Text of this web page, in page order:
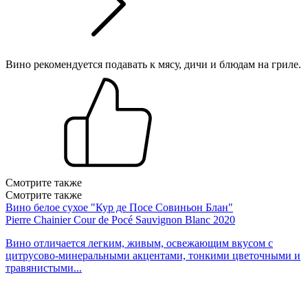
Вино рекомендуется подавать к мясу, дичи и блюдам на гриле.
Смотрите также
Смотрите также
Вино белое сухое "Кур де Посе Совиньон Блан"
Pierre Chainier Cour de Pocé Sauvignon Blanc 2020
Вино отличается легким, живым, освежающим вкусом с
цитрусово-минеральными акцентами, тонкими цветочными и
травянистыми...